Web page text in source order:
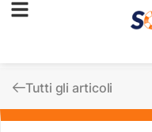
Tutti gli articoli